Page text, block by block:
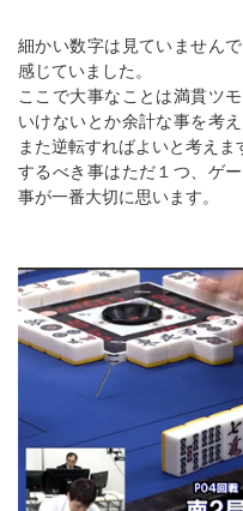
細かい数字は見ていません
感じていました。
ここで大事なことは満貫ツ
いけないとか余計な事を考
また逆転すればよいと考えま
するべき事はただ１つ、ゲ
事が一番大切に思います。